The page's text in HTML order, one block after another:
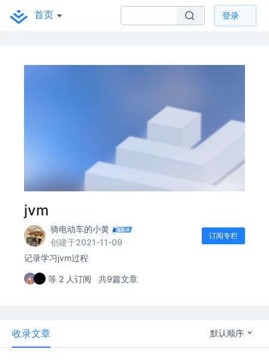
首页 登录
jvm
骑电动车的小黄
创建于2021-11-09
订阅专栏
记录学习jvm过程
等 2 人订阅 共9篇文章
收录文章 默认顺序